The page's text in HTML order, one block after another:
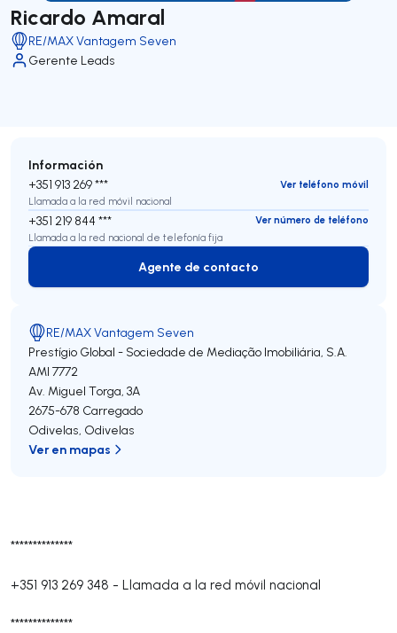
Ricardo Amaral
RE/MAX Vantagem Seven
Gerente Leads
**************
+351 913 269 348 - Llamada a la red móvil nacional
**************
Información
+351 913 269 ***
Ver teléfono móvil
Llamada a la red móvil nacional
+351 219 844 ***
Ver número de teléfono
Llamada a la red nacional de telefonía fija
Agente de contacto
Agente de contacto
RE/MAX Vantagem Seven
Prestígio Global - Sociedade de Mediação Imobiliária, S.A.
AMI 7772
Av. Miguel Torga, 3A
2675-678 Carregado
Odivelas, Odivelas
Ver en mapas